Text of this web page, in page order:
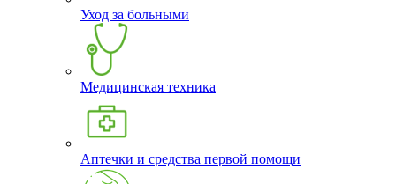
Уход за больными
Медицинская техника
Аптечки и средства первой помощи